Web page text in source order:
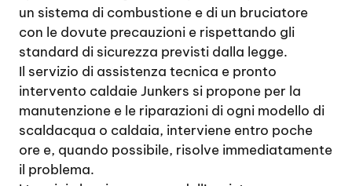
un sistema di combustione e di un bruciatore
con le dovute precauzioni e rispettando gli
standard di sicurezza previsti dalla legge.
Il servizio di assistenza tecnica e pronto
intervento caldaie Junkers si propone per la
manutenzione e le riparazioni di ogni modello di
scaldacqua o caldaia, interviene entro poche
ore e, quando possibile, risolve immediatamente
il problema.